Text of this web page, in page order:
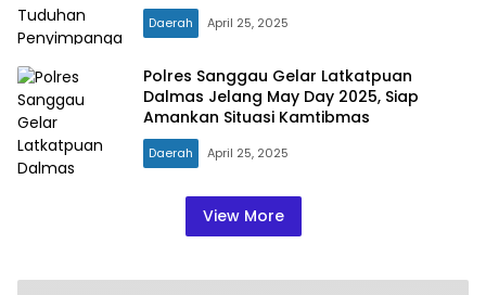
Daerah April 25, 2025
Polres Sanggau Gelar Latkatpuan
Dalmas Jelang May Day 2025, Siap
Amankan Situasi Kamtibmas
Daerah April 25, 2025
View More